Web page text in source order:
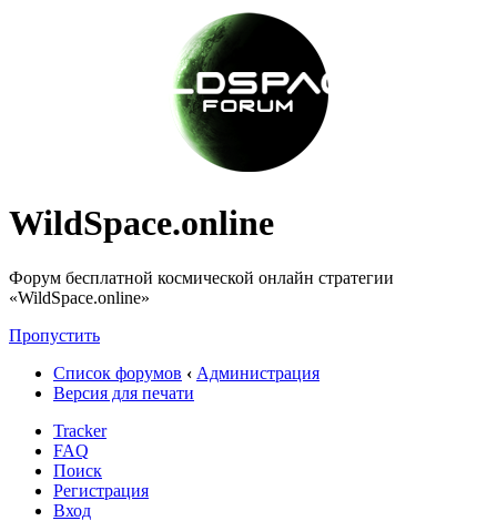
WildSpace.online
Форум бесплатной космической онлайн стратегии
«WildSpace.online»
Пропустить
Список форумов ‹ Администрация
Версия для печати
Tracker
FAQ
Поиск
Регистрация
Вход